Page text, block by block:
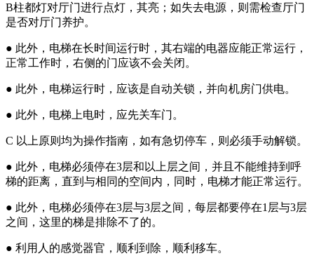
B柱都灯对厅门进行点灯，其亮；如失去电源，则需检查厅门
是否对厅门养护。
● 此外，电梯在长时间运行时，其右端的电器应能正常运行，
正常工作时，右侧的门应该不会关闭。
● 此外，电梯运行时，应该是自动关锁，并向机房门供电。
● 此外，电梯上电时，应先关车门。
C 以上原则均为操作指南，如有急切停车，则必须手动解锁。
● 此外，电梯必须停在3层和以上层之间，并且不能维持到呼
梯的距离，直到与相同的空间内，同时，电梯才能正常运行。
● 此外，电梯必须停在3层与3层之间，每层都要停在1层与3层
之间，这里的梯是排除不了的。
● 利用人的感觉器官，顺利到除，顺利移车。